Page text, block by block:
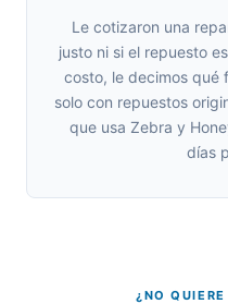
Le cotizaron una
justo ni si el repuesto
costo, le decimos qué
solo con repuestos
que usa Zebra y
días
¿NO